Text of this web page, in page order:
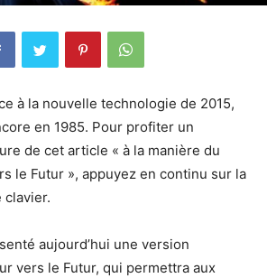
à la nouvelle technologie de 2015,
en 1985. Pour profiter un
de cet article « à la manière du
le Futur », appuyez en continu sur la
clavier.
aujourd’hui une version
vers le Futur, qui permettra aux